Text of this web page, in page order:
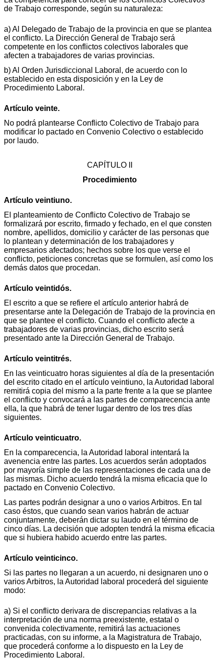
de Trabajo corresponde, según su naturaleza:
a) Al Delegado de Trabajo de la provincia en que se plantea
el conflicto. La Dirección General de Trabajo será
competente en los conflictos colectivos laborales que
afecten a trabajadores de varias provincias.
b) Al Orden Jurisdiccional Laboral, de acuerdo con lo
establecido en esta disposición y en la Ley de
Procedimiento Laboral.
Artículo veinte.
No podrá plantearse Conflicto Colectivo de Trabajo para
modificar lo pactado en Convenio Colectivo o establecido
por laudo.
CAPÍTULO II
Procedimiento
Artículo veintiuno.
El planteamiento de Conflicto Colectivo de Trabajo se
formalizará por escrito, firmado y fechado, en el que consten
nombre, apellidos, domicilio y carácter de las personas que
lo plantean y determinación de los trabajadores y
empresarios afectados; hechos sobre los que verse el
conflicto, peticiones concretas que se formulen, así como los
demás datos que procedan.
Artículo veintidós.
El escrito a que se refiere el artículo anterior habrá de
presentarse ante la Delegación de Trabajo de la provincia en
que se plantee el conflicto. Cuando el conflicto afecte a
trabajadores de varias provincias, dicho escrito será
presentado ante la Dirección General de Trabajo.
Artículo veintitrés.
En las veinticuatro horas siguientes al día de la presentación
del escrito citado en el artículo veintiuno, la Autoridad laboral
remitirá copia del mismo a la parte frente a la que se plantee
el conflicto y convocará a las partes de comparecencia ante
ella, la que habrá de tener lugar dentro de los tres días
siguientes.
Artículo veinticuatro.
En la comparecencia, la Autoridad laboral intentará la
avenencia entre las partes. Los acuerdos serán adoptados
por mayoría simple de las representaciones de cada una de
las mismas. Dicho acuerdo tendrá la misma eficacia que lo
pactado en Convenio Colectivo.
Las partes podrán designar a uno o varios Arbitros. En tal
caso éstos, que cuando sean varios habrán de actuar
conjuntamente, deberán dictar su laudo en el término de
cinco días. La decisión que adopten tendrá la misma eficacia
que si hubiera habido acuerdo entre las partes.
Artículo veinticinco.
Si las partes no llegaran a un acuerdo, ni designaren uno o
varios Arbitros, la Autoridad laboral procederá del siguiente
modo:
a) Si el conflicto derivara de discrepancias relativas a la
interpretación de una norma preexistente, estatal o
convenida colectivamente, remitirá las actuaciones
practicadas, con su informe, a la Magistratura de Trabajo,
que procederá conforme a lo dispuesto en la Ley de
Procedimiento Laboral.